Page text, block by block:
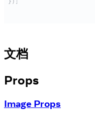
文档
Props
Image Props